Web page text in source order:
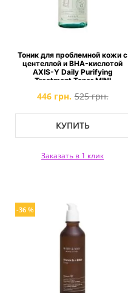
Тоник для проблемной кожи с
центеллой и BHA-кислотой
AXIS-Y Daily Purifying
Treatment Toner MINI
446 грн. 525 грн.
КУПИТЬ
Заказать в 1 клик
-36 %